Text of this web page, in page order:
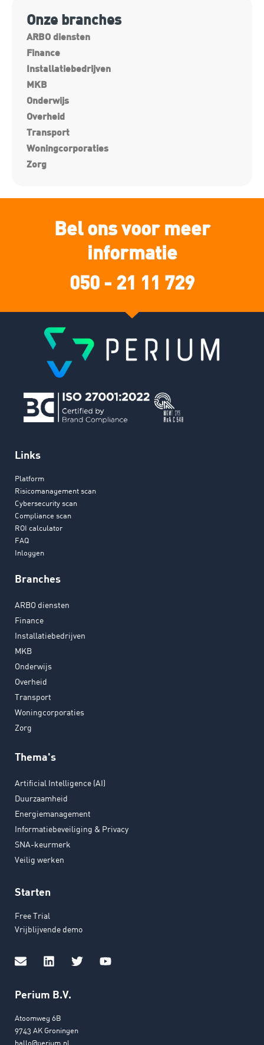
Onze branches
ARBO diensten
Finance
Installatiebedrijven
MKB
Onderwijs
Overheid
Transport
Woningcorporaties
Zorg
Bel ons voor meer
informatie
050 - 21 11 729
Links
Platform
Risicomanagement scan
Cybersecurity scan
Compliance scan
ROI calculator
FAQ
Inloggen
Branches
ARBO diensten
Finance
Installatiebedrijven
MKB
Onderwijs
Overheid
Transport
Woningcorporaties
Zorg
Thema's
Artificial Intelligence (AI)
Duurzaamheid
Energiemanagement
Informatiebeveiliging & Privacy
SNA-keurmerk
Veilig werken
Starten
Free Trial
Vrijblijvende demo
Perium B.V.
Atoomweg 6B
9743 AK Groningen
hallo@perium.nl